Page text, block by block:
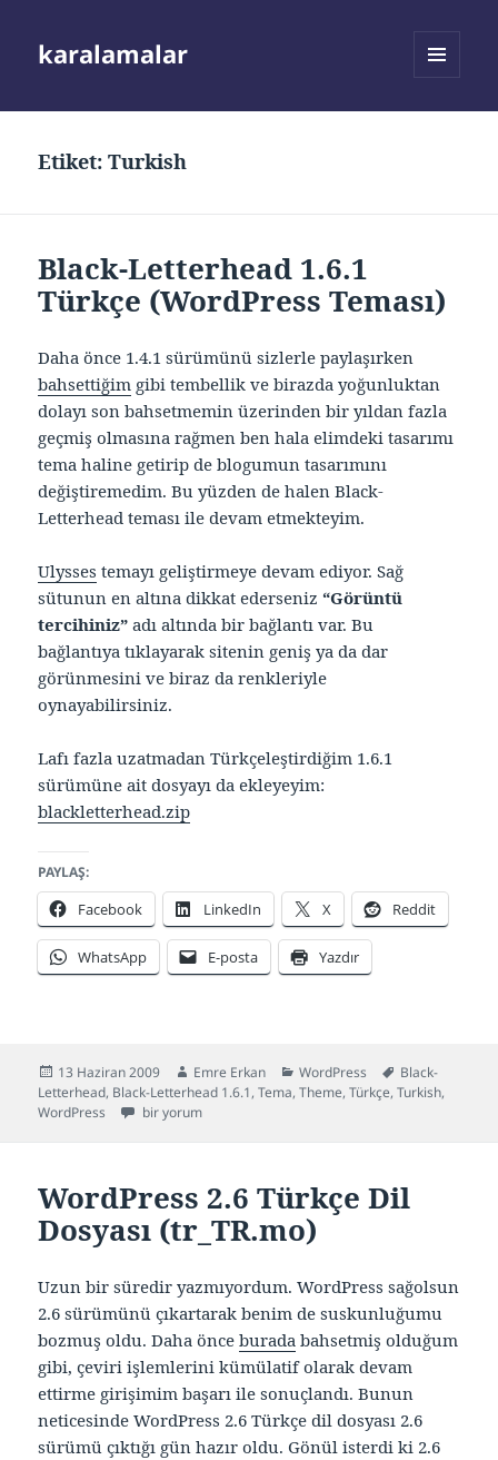
karalamalar
Etiket:Turkish
Black-Letterhead 1.6.1
Türkçe (WordPress Teması)
Daha önce 1.4.1 sürümünü sizlerle paylaşırken
bahsettiğim gibi tembellik ve birazda yoğunluktan
dolayı son bahsetmemin üzerinden bir yıldan fazla
geçmiş olmasına rağmen ben hala elimdeki tasarımı
tema haline getirip de blogumun tasarımını
değiştiremedim. Bu yüzden de halen Black-
Letterhead teması ile devam etmekteyim.
Ulysses temayı geliştirmeye devam ediyor. Sağ
sütunun en altına dikkat ederseniz“Görüntü
tercihiniz” adı altında bir bağlantı var. Bu
bağlantıya tıklayarak sitenin geniş ya da dar
görünmesini ve biraz da renkleriyle
oynayabilirsiniz.
Lafı fazla uzatmadan Türkçeleştirdiğim 1.6.1
sürümüne ait dosyayı da ekleyeyim:
blackletterhead.zip
PAYLAŞ:
Facebook LinkedIn X Reddit
WhatsApp E-posta Yazdır
Yayın
tarihi
13 Haziran 2009 Yazar
Emre Erkan Kategoriler
WordPress Etiketler
Black-
Letterhead, Black-Letterhead 1.6.1,Tema,Theme,Türkçe,Turkish,
WordPress
Black-Letterhead 1.6.1 Türkçe (WordPress Teması) için
bir yorum
WordPress 2.6 Türkçe Dil
Dosyası (tr_TR.mo)
Uzun bir süredir yazmıyordum. WordPress sağolsun
2.6 sürümünü çıkartarak benim de suskunluğumu
bozmuş oldu. Daha önceburada bahsetmiş olduğum
gibi, çeviri işlemlerini kümülatif olarak devam
ettirme girişimim başarı ile sonuçlandı. Bunun
neticesinde WordPress 2.6 Türkçe dil dosyası 2.6
sürümü çıktığı gün hazır oldu. Gönül isterdi ki 2.6